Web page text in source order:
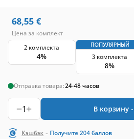
68,55 €
Цена за комплект
2 комплекта
4%
ПОПУЛЯРНЫЙ
3 комплекта
8%
Отправка товара:24-48 часов
1 В корзину -
Кэшбэк - Получите204баллов